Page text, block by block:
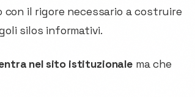
il rigore necessario a costruire
silos informativi.
nel sito istituzionalema che